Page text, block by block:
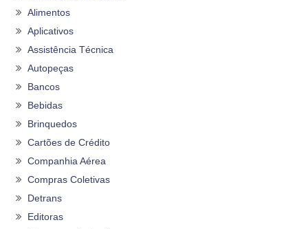
Alimentos
Aplicativos
Assistência Técnica
Autopeças
Bancos
Bebidas
Brinquedos
Cartões de Crédito
Companhia Aérea
Compras Coletivas
Detrans
Editoras